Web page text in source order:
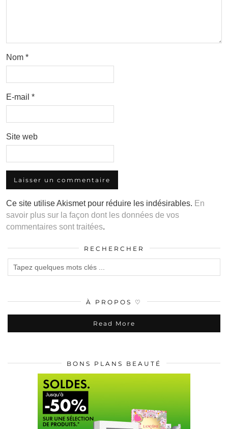
Nom *
E-mail *
Site web
Ce site utilise Akismet pour réduire les indésirables. En
savoir plus sur la façon dont les données de vos
commentaires sont traitées.
RECHERCHER
À PROPOS ♡
Read More
BONS PLANS BEAUTÉ